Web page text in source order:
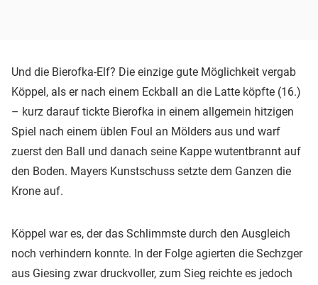
Und die Bierofka-Elf? Die einzige gute Möglichkeit vergab
Köppel, als er nach einem Eckball an die Latte köpfte (16.)
– kurz darauf tickte Bierofka in einem allgemein hitzigen
Spiel nach einem üblen Foul an Mölders aus und warf
zuerst den Ball und danach seine Kappe wutentbrannt auf
den Boden. Mayers Kunstschuss setzte dem Ganzen die
Krone auf.
Köppel war es, der das Schlimmste durch den Ausgleich
noch verhindern konnte. In der Folge agierten die Sechzger
aus Giesing zwar druckvoller, zum Sieg reichte es jedoch